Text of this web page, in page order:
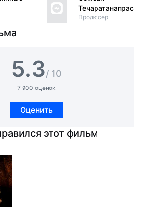
Течаратанапрасерт
Продюсер
5.3/ 10
7 900 оценок
Оценить
этот фильм